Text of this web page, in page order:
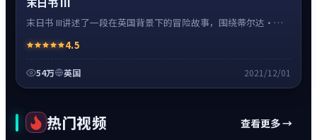
末日书 III讲述了一段在英国背景下的冒险故事，围绕蒂尔达·斯
紧凑、情绪克制。
4.5
54万 英国 2021/12/01
热门视频 查看更多 →